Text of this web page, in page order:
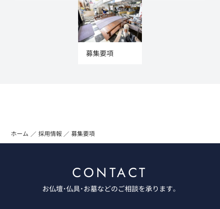
募集要項
ホーム 採用情報 募集要項
CONTACT
お仏壇・仏具・お墓などのご相談を承ります。